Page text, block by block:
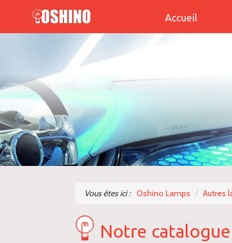
Accueil
Vous êtes ici : Oshino Lamps Autres
Notre